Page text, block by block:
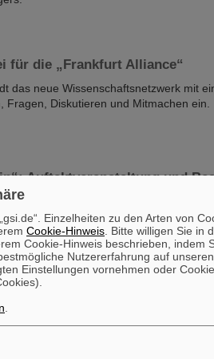
für die „Frankfurt Alliance“
das neue Wissenschaftsnetzwerk mit
Fragen, Diskutieren und Mitmachen ein.
Auftaktveranstaltung und
zu den „Tagen der Industriekultur
FAIR in Darmstadt abgehalten.
bei einer öffentlichen Besichtigung im
GSI Helmholtzzentrum für
Beschleunigerzentrum FAIR, das
Nähe kennenzulernen. Ausgerichtet
von der KulturRegion…
Einzelheiten zu den Arten von
Cookie-Hinweis . Bitte willigen Sie in
Cookie-Hinweis beschrieben, indem
Nutzererfahrung auf
Einstellungen vornehmen oder